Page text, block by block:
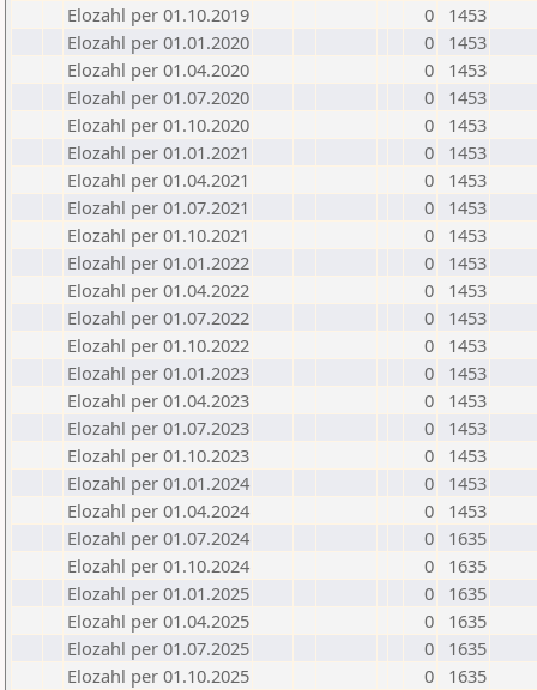
Elozahl per 01.10.2019
0
1453
Elozahl per 01.01.2020
0
1453
Elozahl per 01.04.2020
0
1453
Elozahl per 01.07.2020
0
1453
Elozahl per 01.10.2020
0
1453
Elozahl per 01.01.2021
0
1453
Elozahl per 01.04.2021
0
1453
Elozahl per 01.07.2021
0
1453
Elozahl per 01.10.2021
0
1453
Elozahl per 01.01.2022
0
1453
Elozahl per 01.04.2022
0
1453
Elozahl per 01.07.2022
0
1453
Elozahl per 01.10.2022
0
1453
Elozahl per 01.01.2023
0
1453
Elozahl per 01.04.2023
0
1453
Elozahl per 01.07.2023
0
1453
Elozahl per 01.10.2023
0
1453
Elozahl per 01.01.2024
0
1453
Elozahl per 01.04.2024
0
1453
Elozahl per 01.07.2024
0
1635
Elozahl per 01.10.2024
0
1635
Elozahl per 01.01.2025
0
1635
Elozahl per 01.04.2025
0
1635
Elozahl per 01.07.2025
0
1635
Elozahl per 01.10.2025
0
1635